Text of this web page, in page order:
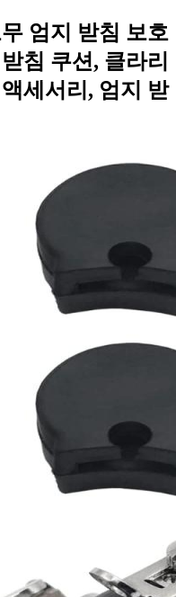
엄지 받침 보호
침 쿠션, 클라리
세서리, 엄지 받